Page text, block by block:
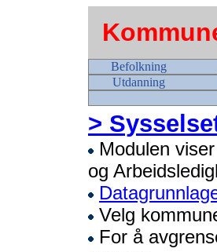
Befolkning
Utdanning
>
Modulen
og
Velg
For å